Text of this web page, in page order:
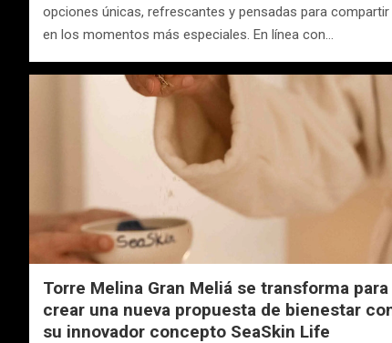
opciones únicas, refrescantes y pensadas para compartir
en los momentos más especiales. En línea con…
Torre Melina Gran Meliá se transforma para
crear una nueva propuesta de bienestar
su innovador concepto SeaSkin Life